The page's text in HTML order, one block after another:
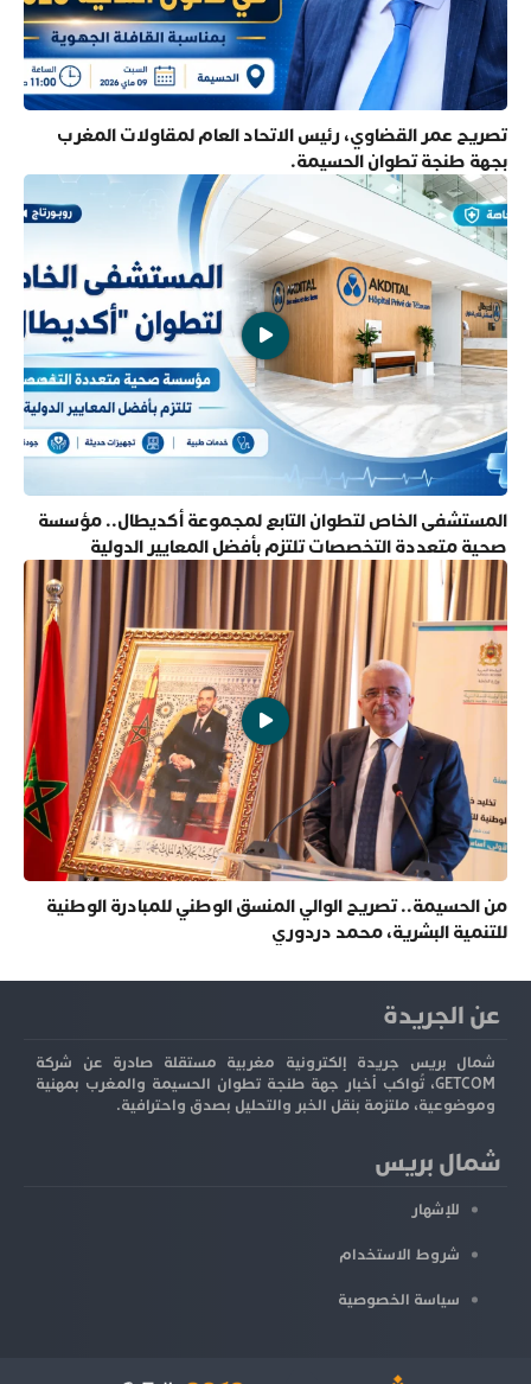
تصريح عمر القضاوي، رئيس الاتحاد العام لمقاولات المغرب
بجهة طنجة تطوان الحسيمة.
المستشفى الخاص لتطوان التابع لمجموعة أكديطال.. مؤسسة
صحية متعددة التخصصات تلتزم بأفضل المعايير الدولية
من الحسيمة.. تصريح الوالي المنسق الوطني للمبادرة الوطنية
للتنمية البشرية، محمد دردوري
عن الجريدة
شمال بريس جريدة إلكترونية مغربية مستقلة صادرة عن شركة
GETCOM، تُواكب أخبار جهة طنجة تطوان الحسيمة والمغرب بمهنية
وموضوعية، ملتزمة بنقل الخبر والتحليل بصدق واحترافية.
شمال بريس
للإشهار
شروط الاستخدام
سياسة الخصوصية